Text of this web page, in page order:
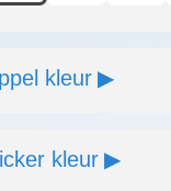
kleur
kleur